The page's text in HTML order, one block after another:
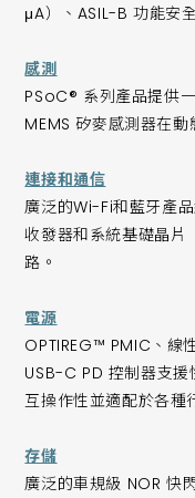
μA）、ASIL-B 功能安
感測
PSoC® 系列產品提供
MEMS 矽麥感測器在
連接和通信
廣泛的Wi-Fi和藍牙產
收發器和系統基礎晶片
路。
電源
OPTIREG™ PMIC、線
USB-C PD 控制器支
互操作性並適配於各種
存儲
廣泛的車規級 NOR 快